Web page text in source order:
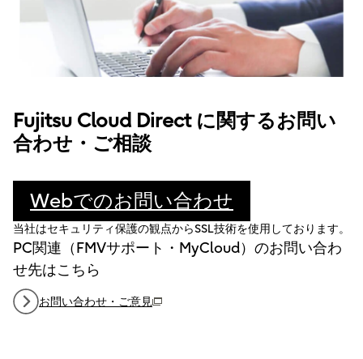
Fujitsu Cloud Direct に関するお問い
合わせ・ご相談
Webでのお問い合わせ
当社はセキュリティ保護の観点からSSL技術を使用しております。
PC関連（FMVサポート・MyCloud）のお問い合わ
せ先はこちら
お問い合わせ・ご意見
（新しいウィンドウで開きます）